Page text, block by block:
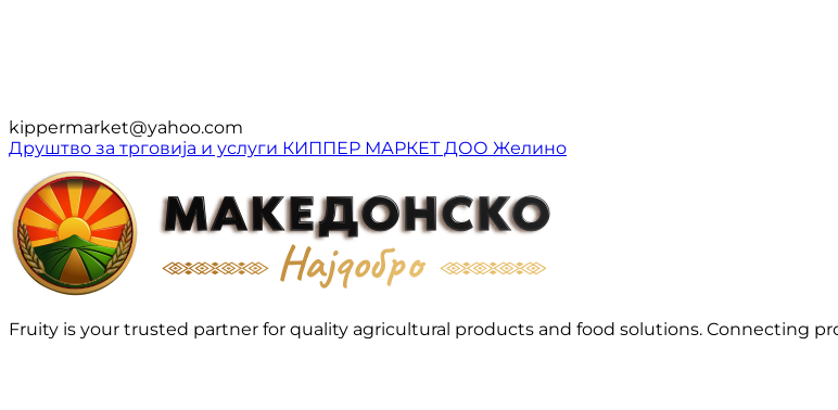
kippermarket@yahoo.com
Друштво за трговија и услуги КИППЕР МАРКЕТ ДОО Желино
Fruity is your trusted partner for quality agricultural products and food solutions. Connecting